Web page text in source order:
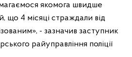
якомога швидше
що 4 місяці страждали від
- зазначив заступник
райуправління поліції